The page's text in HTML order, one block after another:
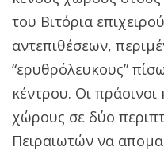
του Βιτόρια
αντεπιθέσεων,
“ερυθρόλευκους”
κέντρου. Οι
χώρους σε δύο
Πειραιωτών να